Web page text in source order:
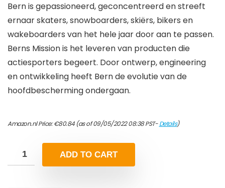
Bern is gepassioneerd, geconcentreerd en streeft
ernaar skaters, snowboarders, skiërs, bikers en
wakeboarders van het hele jaar door aan te passen.
Berns Mission is het leveren van producten die
actiesporters begeert. Door ontwerp, engineering
en ontwikkeling heeft Bern de evolutie van de
hoofdbescherming ondergaan.
Amazon.nl Price:€80.84(as of 09/05/2022 08:38 PST-Details)
ADD TO CART